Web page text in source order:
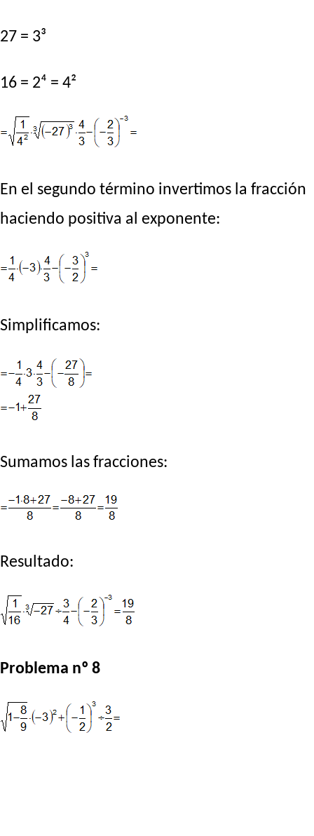
27 = 3³
16 = 2⁴ = 4²
En el segundo término invertimos la fracción
haciendo positiva al exponente:
Simplificamos:
Sumamos las fracciones:
Resultado:
Problema nº 8